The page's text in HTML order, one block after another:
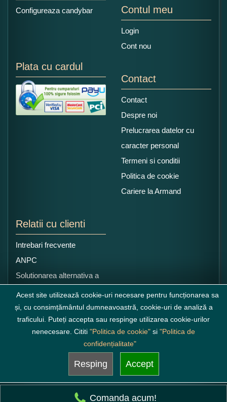
Configureaza candybar Contul meu
Login
Cont nou
Plata cu cardul
Contact
Contact
Despre noi
Prelucrarea datelor cu
caracter personal
Termeni si conditii
Politica de cookie
Cariere la Armand
Relatii cu clienti
Intrebari frecvente
ANPC
Solutionarea alternativa a
litigiilor
Acest site utilizează cookie-uri necesare pentru funcționarea sa
și, cu consimțământul dumneavoastră, cookie-uri de analiză a
traficului. Puteți accepta sau respinge utilizarea cookie-urilor
nenecesare. Cititi "Politica de cookie" si "Politica de
confidențialitate"
Resping Accept
Comanda acum!